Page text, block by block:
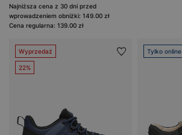
Najniższa cena z 30 dni przed
wprowadzeniem obniżki: 149.00 zł
Cena regularna: 139.00 zł
Wyprzedaż
22%
Tylko online